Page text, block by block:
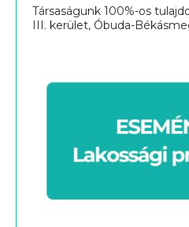
Társaságunk 100%-os
III. kerület, Óbuda-